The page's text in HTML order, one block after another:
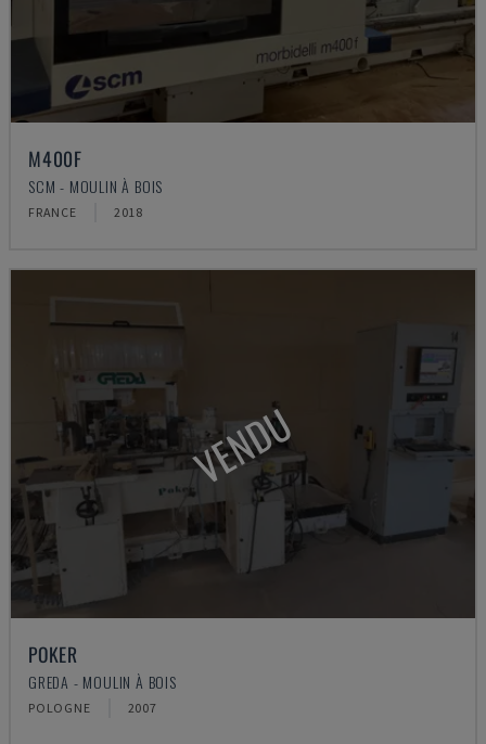
M400F
SCM - MOULIN À BOIS
FRANCE 2018
VENDU
POKER
GREDA - MOULIN À BOIS
POLOGNE 2007